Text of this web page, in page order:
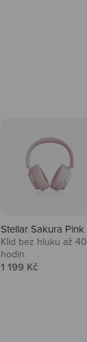
Stellar Sakura Pink
Klid bez hluku až 40
hodin
Prodejní cena
1 199 Kč